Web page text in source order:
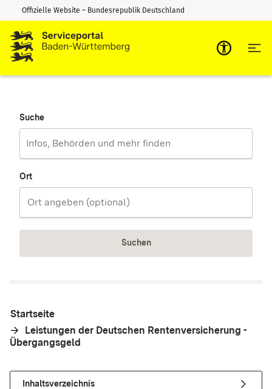
Zum Inhalt springen
Zur Suche springen
Offizielle Website – Bundesrepublik Deutschland
Suche
Ort
Suchen
Startseite
Leistungen der Deutschen Rentenversicherung -
Übergangsgeld
Inhaltsverzeichnis